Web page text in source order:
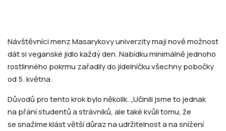
Návštěvníci menz Masarykovy univerzity mají nově možnost
dát si veganské jídlo každý den. Nabídku minimálně jednoho
rostlinného pokrmu zařadily do jídelníčku všechny pobočky
od 5. května.
Důvodů pro tento krok bylo několik. „Učinili jsme to jednak
na přání studentů a strávníků, ale také kvůli tomu, že
se snažíme klást větší důraz na udržitelnost a na snížení